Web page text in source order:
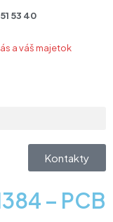
53 40
Kontakty
– PCB